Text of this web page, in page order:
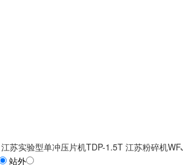
江苏实验型单冲压片机TDP-1.5T 江苏粉碎机
站外